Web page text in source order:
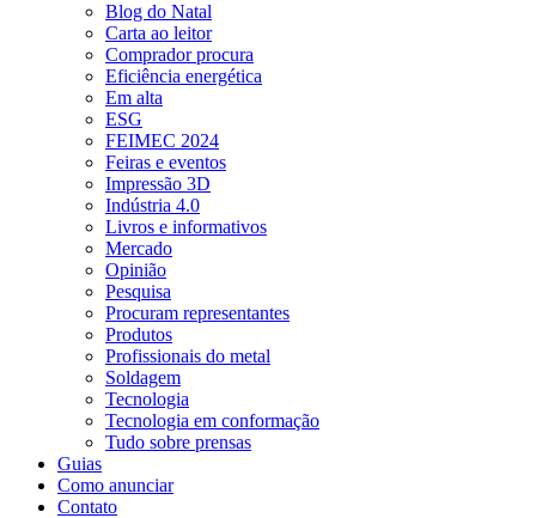
Blog do Natal
Carta ao leitor
Comprador procura
Eficiência energética
Em alta
ESG
FEIMEC 2024
Feiras e eventos
Impressão 3D
Indústria 4.0
Livros e informativos
Mercado
Opinião
Pesquisa
Procuram representantes
Produtos
Profissionais do metal
Soldagem
Tecnologia
Tecnologia em conformação
Tudo sobre prensas
Guias
Como anunciar
Contato